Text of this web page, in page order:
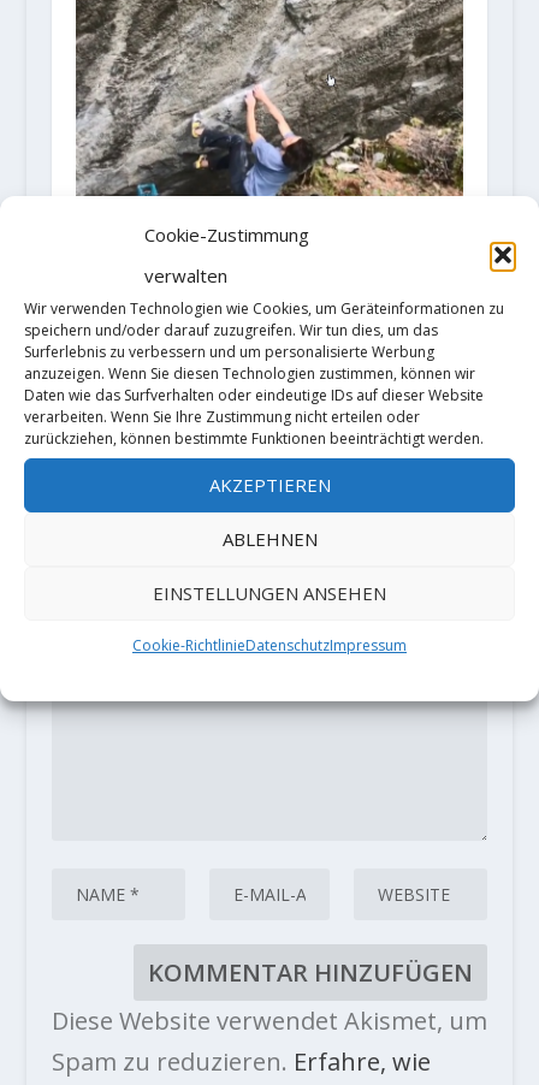
Cookie-Zustimmung
verwalten
Wir verwenden Technologien wie Cookies, um Geräteinformationen zu
speichern und/oder darauf zuzugreifen. Wir tun dies, um das
Surferlebnis zu verbessern und um personalisierte Werbung
anzuzeigen. Wenn Sie diesen Technologien zustimmen, können wir
Daten wie das Surfverhalten oder eindeutige IDs auf dieser Website
verarbeiten. Wenn Sie Ihre Zustimmung nicht erteilen oder
zurückziehen, können bestimmte Funktionen beeinträchtigt werden.
AKZEPTIEREN
ABLEHNEN
EINSTELLUNGEN ANSEHEN
Cookie-RichtlinieDatenschutzImpressum
Video: Shawn Raboutou sends "Off
the wagon low" (8C+)
28. November 2018
HINTERLASSE EINE ANTWORT
Erforderliche Felder
Diese Website verwendet Akismet, um
Spam zu reduzieren. Erfahre, wie